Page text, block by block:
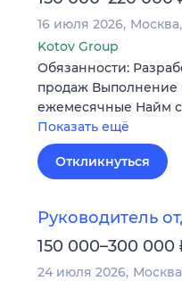
16 июля 2026 Москва
Kotov Group
Обязанности:
продаж Выполнение
ежемесячные Найм
Показать ещё
Откликнуться
Руководитель
150 000–300 000
24 июля 2026 Москва